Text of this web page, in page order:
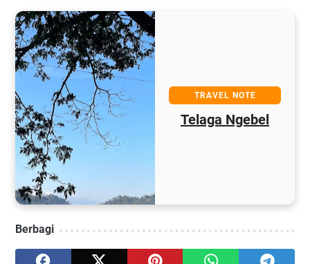
TRAVEL NOTE
Telaga Ngebel
Berbagi